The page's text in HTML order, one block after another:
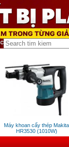
Máy khoan cấy thép Makita
HR3530 (1010W)